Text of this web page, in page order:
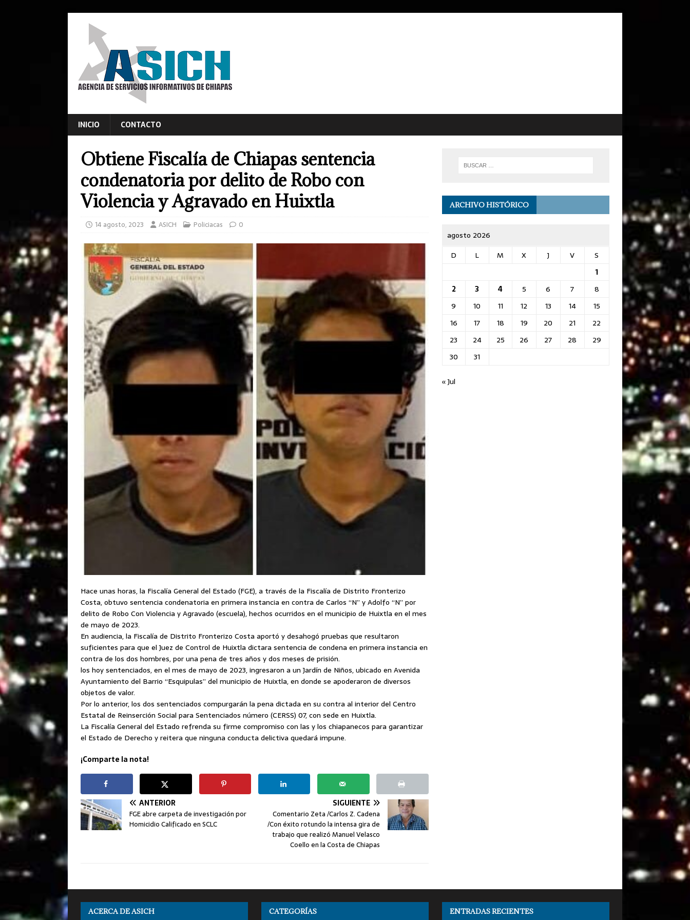
INICIO CONTACTO
Obtiene Fiscalía de Chiapas sentencia
condenatoria por delito de Robo con
Violencia y Agravado en Huixtla
14 agosto, 2023 ASICH Policiacas 0
Hace unas horas, la Fiscalía General del Estado (FGE), a través de la Fiscalía de Distrito Fronterizo
Costa, obtuvo sentencia condenatoria en primera instancia en contra de Carlos “N” y Adolfo “N” por
delito de Robo Con Violencia y Agravado (escuela), hechos ocurridos en el municipio de Huixtla en el mes
de mayo de 2023.
En audiencia, la Fiscalía de Distrito Fronterizo Costa aportó y desahogó pruebas que resultaron
suficientes para que el Juez de Control de Huixtla dictara sentencia de condena en primera instancia en
contra de los dos hombres, por una pena de tres años y dos meses de prisión.
los hoy sentenciados, en el mes de mayo de 2023, ingresaron a un Jardín de Niños, ubicado en Avenida
Ayuntamiento del Barrio “Esquipulas” del municipio de Huixtla, en donde se apoderaron de diversos
objetos de valor.
Por lo anterior, los dos sentenciados compurgarán la pena dictada en su contra al interior del Centro
Estatal de Reinserción Social para Sentenciados número (CERSS) 07, con sede en Huixtla.
La Fiscalía General del Estado refrenda su firme compromiso con las y los chiapanecos para garantizar
el Estado de Derecho y reitera que ninguna conducta delictiva quedará impune.
¡Comparte la nota!
ANTERIOR
FGE abre carpeta de investigación por
Homicidio Calificado en SCLC
SIGUIENTE
Comentario Zeta /Carlos Z. Cadena
/Con éxito rotundo la intensa gira de
trabajo que realizó Manuel Velasco
Coello en la Costa de Chiapas
ARCHIVO HISTÓRICO
agosto 2026
D
L M X J V
S
1
2
3 4 5 6 7
8
9
10 11 12 13 14
15
16
17 18 19 20 21
22
23
24 25 26 27 28
29
30
31
« Jul
ACERCA DE ASICH CATEGORÍAS ENTRADAS RECIENTES